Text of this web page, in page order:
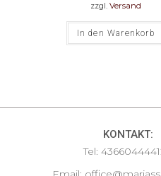
zzgl. Versand
In den Warenkorb
KONTAKT:
Tel: